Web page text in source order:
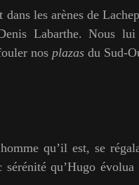
les arènes de
Labarthe. Nous
nos plazas du Sud-
qu’il est, se
sérénité qu’Hugo